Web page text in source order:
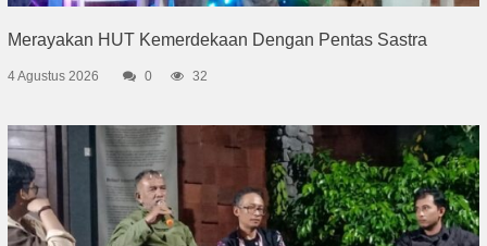
Merayakan HUT Kemerdekaan Dengan Pentas Sastra
4 Agustus 2026 0 32